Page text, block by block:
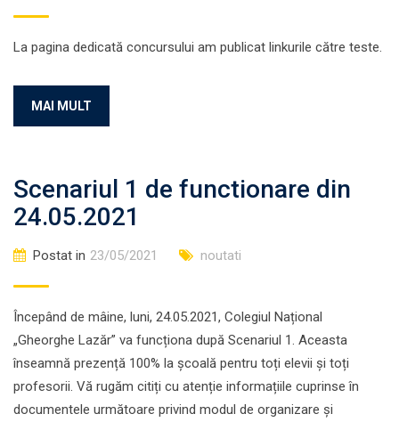
La pagina dedicată concursului am publicat linkurile către teste.
MAI MULT
Scenariul 1 de functionare din
24.05.2021
Postat in 23/05/2021 noutati
Începând de mâine, luni, 24.05.2021, Colegiul Național
„Gheorghe Lazăr” va funcționa după Scenariul 1. Aceasta
înseamnă prezență 100% la școală pentru toți elevii și toți
profesorii. Vă rugăm citiți cu atenție informațiile cuprinse în
documentele următoare privind modul de organizare și